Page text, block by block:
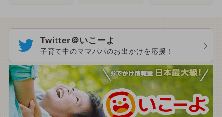
Twitter＠いこーよ
子育て中のママパパのお出かけを応援！